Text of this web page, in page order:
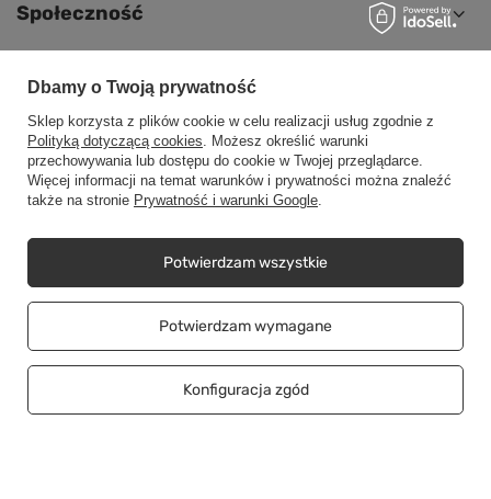
Społeczność
+48500453608
b2b@cwstore.eu
CWStore,Tarnowska 23/2,61-323Poznań
W sklepie prezentujemy ceny netto (bez VAT).
Dbamy o Twoją prywatność
Sklep korzysta z plików cookie w celu realizacji usług zgodnie z
Polityką dotyczącą cookies. Możesz określić warunki
przechowywania lub dostępu do cookie w Twojej przeglądarce.
Więcej informacji na temat warunków i prywatności można znaleźć
także na stronie Prywatność i warunki Google.
Potwierdzam wymagane
Konfiguracja zgód
Potwierdzam wszystkie